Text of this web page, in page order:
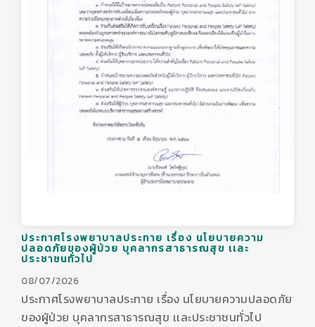
ประกาศโรงพยาบาลประทาย เรื่อง นโยบายความ
ปลอดภัยของผู้ป่วย บุคลากรสาธารณสุข เเละ
ประชาชนทั่วไป
08/07/2026
ประกาศโรงพยาบาลประทาย เรื่อง นโยบายความปลอดภัย
ของผู้ป่วย บุคลากรสาธารณสุข เเละประชาชนทั่วไป